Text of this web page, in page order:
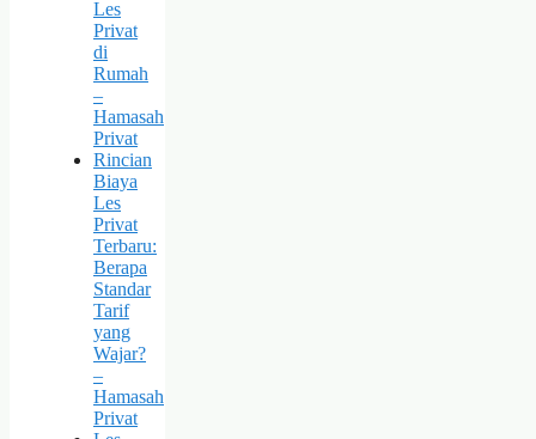
Les
Privat
di
Rumah
–
Hamasah
Privat
Rincian
Biaya
Les
Privat
Terbaru:
Berapa
Standar
Tarif
yang
Wajar?
–
Hamasah
Privat